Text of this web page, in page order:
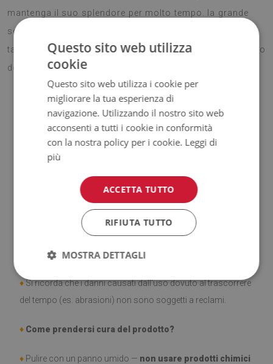
mantenga il suo splendore per molto tempo. la grande
scelta di motivi fai in modo che chiunque trovi il
tappetino, che sia un particolare gadget per l'arredamento
dell’interno e gli doni energia.
Materiale: Vinile rivestito in rete PES.
Spessore:1,6 mm.
Elevata resistenza alloscolorimento e ai raggi UV.
non hanno le proprietà antiscivolo;
Prodotto facile da pulire,resistente alle macchie e
all'acqua.
♦ Si ricorda che i danni causati dall'uso dovuto al trascorrere
del tempo (es. abrasioni) non sono soggetti a reclami.
♦ Come prendersi cura del prodotto?
♦ Pulire con un panno umido — non usare prodotti chimici
Questo sito web utilizza
cookie
Questo sito web utilizza i cookie per
migliorare la tua esperienza di
navigazione. Utilizzando il nostro sito web
acconsenti a tutti i cookie in conformità
con la nostra policy per i cookie. Leggi di
più
ACCETTA TUTTO
RIFIUTA TUTTO
MOSTRA DETTAGLI